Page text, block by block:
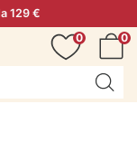
129 €
0
0